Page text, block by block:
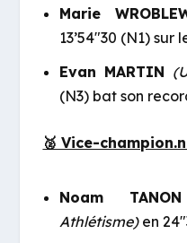
Marie
13’54″30 (N1) sur
Evan MARTIN
(N3) bat son
🥈 Vice-
Noam
Athlétisme) en